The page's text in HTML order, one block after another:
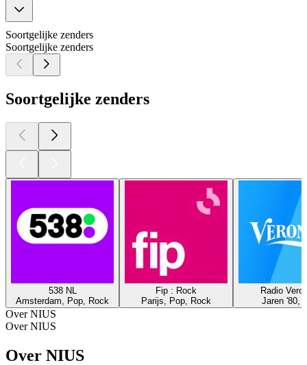
Soortgelijke zenders
Soortgelijke zenders
Soortgelijke zenders
538 NL
Amsterdam, Pop, Rock
Fip : Rock
Parijs, Pop, Rock
Radio
Jaren '80,
Over NIUS
Over NIUS
Over NIUS